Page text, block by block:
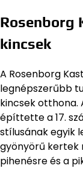
Rosenborg
kincsek
A Rosenborg
legnépszerűbb
kincsek otthona.
építtette a 17.
stílusának egyik
gyönyörű kertek
pihenésre és a